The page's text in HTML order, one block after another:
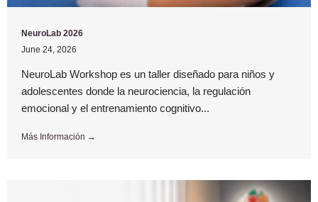
NeuroLab 2026
June 24, 2026
NeuroLab Workshop es un taller diseñado para niños y
adolescentes donde la neurociencia, la regulación
emocional y el entrenamiento cognitivo...
Más Información →